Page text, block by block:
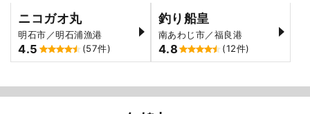
ニコガオ丸
明石市／明石浦漁港
4.5 (57件)
釣り船皇
南あわじ市／福良港
4.8 (12件)